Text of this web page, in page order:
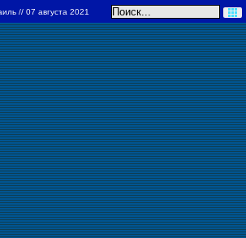
// 07 августа 2021